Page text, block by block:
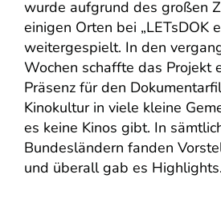
wurde aufgrund des großen
einigen Orten bei „LETsDOK
weitergespielt. In den
Wochen schaffte das Projekt
Präsenz für den
Kinokultur in viele kleine
es keine Kinos gibt. In
Bundesländern fanden
und überall gab es Highlights.